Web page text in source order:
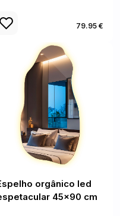
79.95 €
orgânico led
45x90 cm